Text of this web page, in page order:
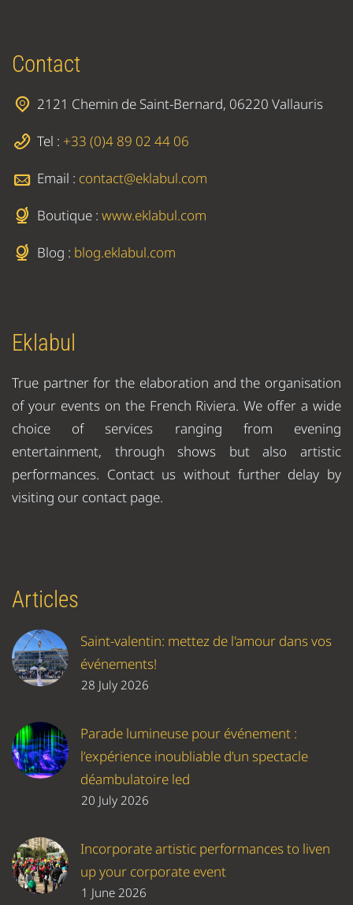
Contact
2121 Chemin de Saint-Bernard, 06220 Vallauris
Tel : +33 (0)4 89 02 44 06
Email : contact@eklabul.com
Boutique : www.eklabul.com
Blog : blog.eklabul.com
Eklabul
True partner for the elaboration and the organisation
of your events on the French Riviera. We offer a wide
choice of services ranging from evening
entertainment, through shows but also artistic
performances. Contact us without further delay by
visiting our contact page.
Articles
Saint-valentin: mettez de l'amour dans vos
événements!
28 July 2026
Parade lumineuse pour événement :
l’expérience inoubliable d’un spectacle
déambulatoire led
20 July 2026
Incorporate artistic performances to liven
up your corporate event
1 June 2026